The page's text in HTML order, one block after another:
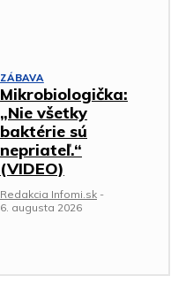
ZÁBAVA
Mikrobiologička:
„Nie všetky
baktérie sú
nepriateľ.“
(VIDEO)
Redakcia Infomi.sk -
6. augusta 2026